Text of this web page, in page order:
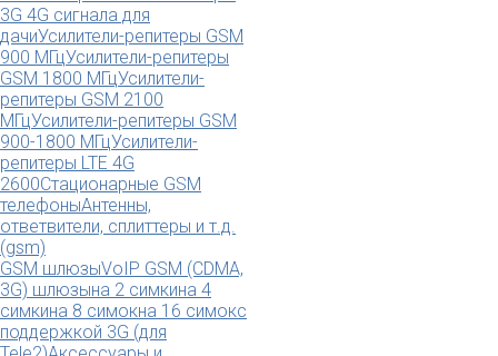
3G 4G сигнала для
дачиУсилители-репитеры GSM
900 МГцУсилители-репитеры
GSM 1800 МГцУсилители-
репитеры GSM 2100
МГцУсилители-репитеры GSM
900-1800 МГцУсилители-
репитеры LTE 4G
2600Стационарные GSM
телефоныАнтенны,
ответвители, сплиттеры и т.д.
(gsm)
GSM шлюзыVoIP GSM (CDMA,
3G) шлюзына 2 симкина 4
симкина 8 симокна 16 симокс
поддержкой 3G (для